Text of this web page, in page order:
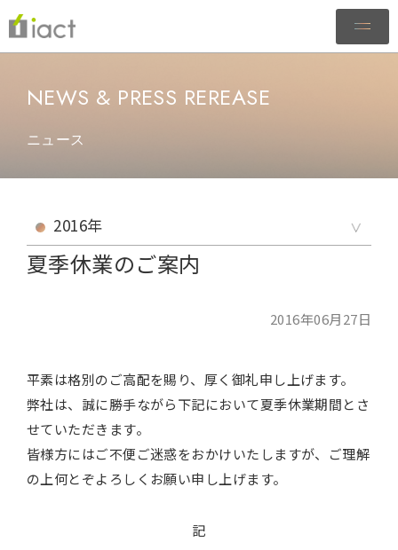
NEWS & PRESS REREASE
ニュース
夏季休業のご案内
2016年06月27日
平素は格別のご高配を賜り、厚く御礼申し上げます。
弊社は、誠に勝手ながら下記において夏季休業期間とさ
せていただきます。
皆様方にはご不便ご迷惑をおかけいたしますが、ご理解
の上何とぞよろしくお願い申し上げます。
記